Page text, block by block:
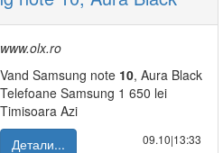
www.olx.ro
Vand Samsung note 10, Aura Black
Telefoane Samsung 1 650 lei
Timisoara Azi
Детали...
09.10|13:33